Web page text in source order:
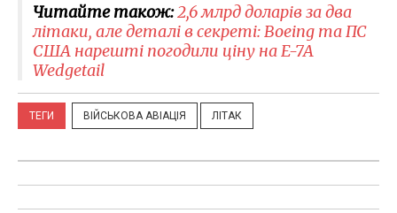
Читайте також:2,6 млрд доларів за два
літаки, але деталі в секреті: Boeing та ПС
США нарешті погодили ціну на E-7A
Wedgetail
ТЕГИ ВІЙСЬКОВА АВІАЦІЯ ЛІТАК